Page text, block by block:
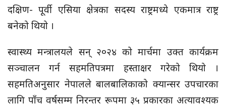
दक्षिण- पूर्वी एसिया क्षेत्रका सदस्य राष्ट्रमध्ये एकमात्र राष्ट्र
बनेको थियो ।
स्वास्थ्य मन्त्रालयले सन् २०२४ को मार्चमा उक्त कार्यक्रम
सञ्चालन गर्न सहमतिपत्रमा हस्ताक्षर गरेको थियो ।
सहमतिअनुसार नेपालले बालबालिकाको क्यान्सर उपचारका
लागि पाँच वर्षसम्म निरन्तर रूपमा ३५ प्रकारका अत्यावश्यक